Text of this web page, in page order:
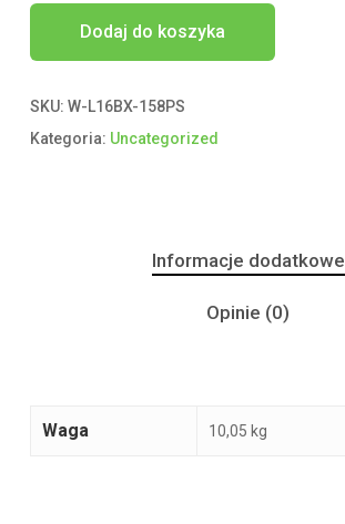
Dodaj do koszyka
SKU: W-L16BX-158PS
Kategoria: Uncategorized
Informacje dodatkowe
Opinie (0)
Waga 10,05 kg